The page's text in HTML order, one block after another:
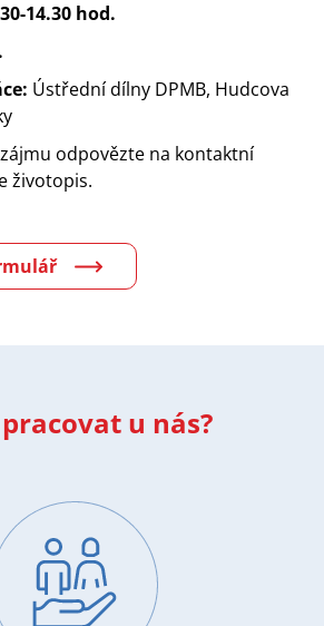
14.30 hod.
Ústřední dílny DPMB, Hudcova
odpovězte na kontaktní
životopis.
u nás?
Image